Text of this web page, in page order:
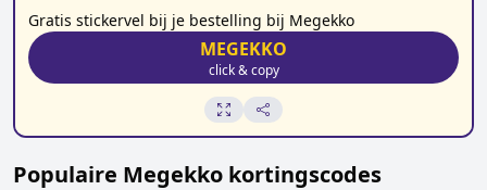
Gratis stickervel bij je bestelling bij Megekko
MEGEKKO
click & copy
Populaire Megekko kortingscodes